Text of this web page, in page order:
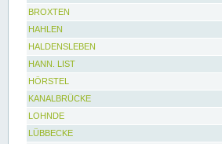
BROXTEN
HAHLEN
HALDENSLEBEN
HANN. LIST
HÖRSTEL
KANALBRÜCKE
LOHNDE
LÜBBECKE